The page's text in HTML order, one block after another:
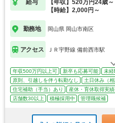
給与
【年収】520万円24歳～
【時給】2,000円～
勤務地 岡山県 岡山市南区
アクセス ＪＲ宇野線 備前西市駅
年収500万円以上可 新卒も応募可能
未経
原則、引越しを伴う転勤なし
土日休み（相
住宅補助（手当）あり
産休・育休取得実績
店舗数30以上
積極採用中 管理職候補